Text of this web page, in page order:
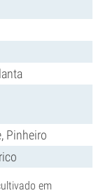
Pinheiro
em